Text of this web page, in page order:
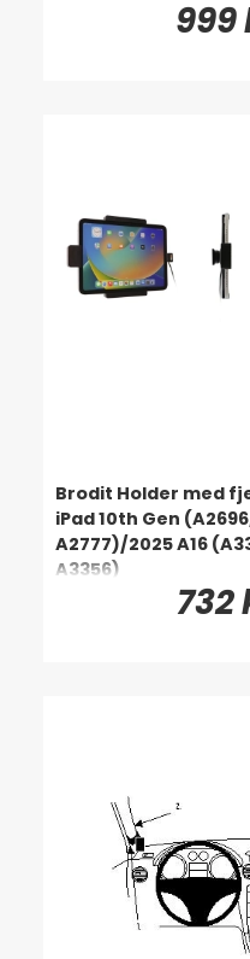
999
Brodit Holder med
iPad 10th Gen
A2777)/2025 A16
A3356)
732